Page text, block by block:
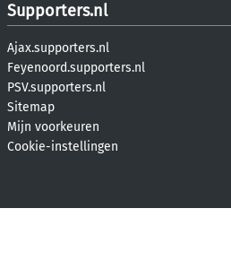
Supporters.nl
Ajax.supporters.nl
Feyenoord.supporters.nl
PSV.supporters.nl
Sitemap
Mijn voorkeuren
Cookie-instellingen